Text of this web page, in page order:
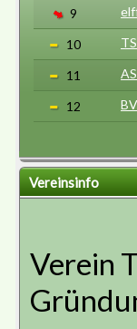
9
10
11
12
Vereinsinfo
Verein